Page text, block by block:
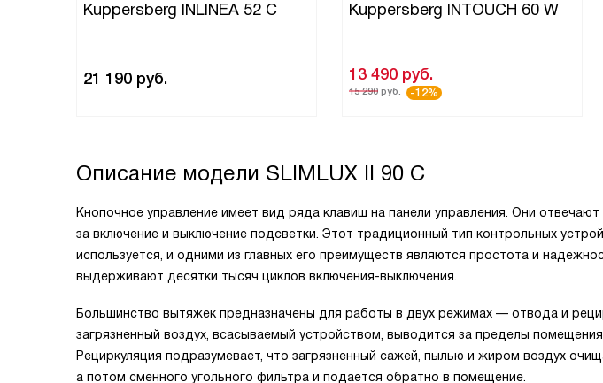
Kuppersberg INLINEA 52 С
21 190 руб.
Kuppersberg INTOUCH 60 W
13 490 руб.
15 290 руб. -12%
Описание модели SLIMLUX II 90 C
Кнопочное управление имеет вид ряда клавиш на панели управления. Они
за включение и выключение подсветки. Этот традиционный тип контрольных
используется, и одними из главных его преимуществ являются простота и
выдерживают десятки тысяч циклов включения-выключения.
Большинство вытяжек предназначены для работы в двух режимах — отвода и
загрязненный воздух, всасываемый устройством, выводится за пределы помещения
Рециркуляция подразумевает, что загрязненный сажей, пылью и жиром воздух
а потом сменного угольного фильтра и подается обратно в помещение.